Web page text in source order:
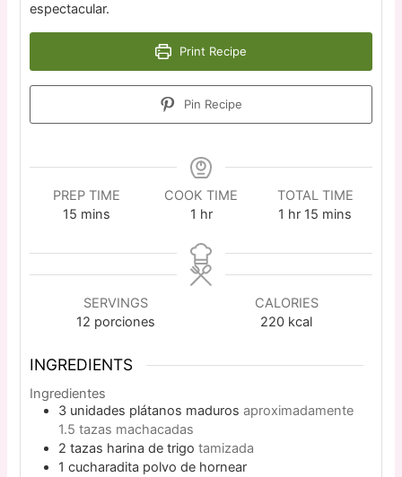
espectacular.
Print Recipe
Pin Recipe
PREP TIME
15 mins
COOK TIME
1 hr
TOTAL TIME
1 hr 15 mins
SERVINGS
12 porciones
CALORIES
220 kcal
INGREDIENTS
Ingredientes
3 unidades plátanos maduros aproximadamente
1.5 tazas machacadas
2 tazas harina de trigo tamizada
1 cucharadita polvo de hornear